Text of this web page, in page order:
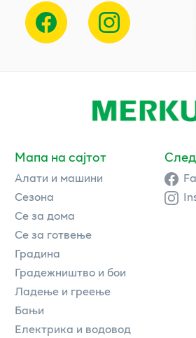
Мапа на сајтот
Алати и машини
Сезона
Се за дома
Се за готвење
Градина
Градежништво и бои
Ладење и греење
Бањи
Електрика и водовод